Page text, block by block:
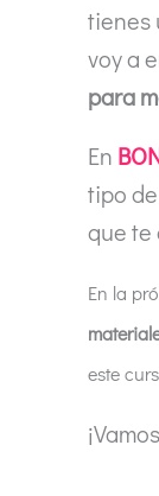
tienes
voy a
para
En
tipo de
que te
En la
este